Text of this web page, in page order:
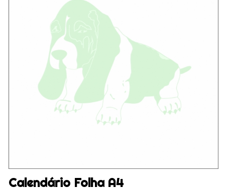
Calendário Folha A4